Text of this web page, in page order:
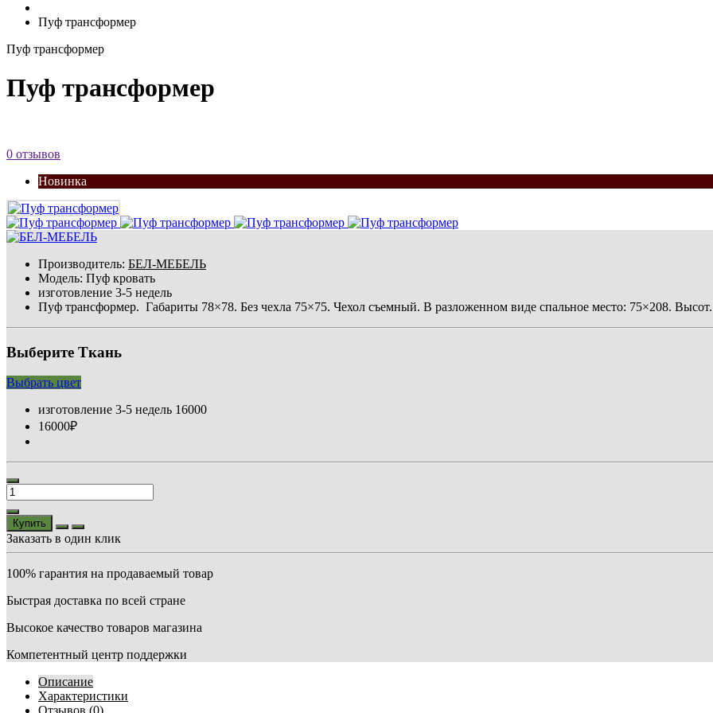
Пуф трансформер
Пуф трансформер
Пуф трансформер
0 отзывов
Новинка
Производитель: БЕЛ-МЕБЕЛЬ
Модель: Пуф кровать
изготовление 3-5 недель
Пуф трансформер. Габариты 78×78. Без чехла 75×75. Чехол съемный. В разложенном виде спальное место: 75×208.
Выберите Ткань
Выбрать цвет
изготовление 3-5 недель 16000
16000₽
Купить
Заказать в один клик
100% гарантия на продаваемый товар
Быстрая доставка по всей стране
Высокое качество товаров магазина
Компетентный центр поддержки
Описание
Характеристики